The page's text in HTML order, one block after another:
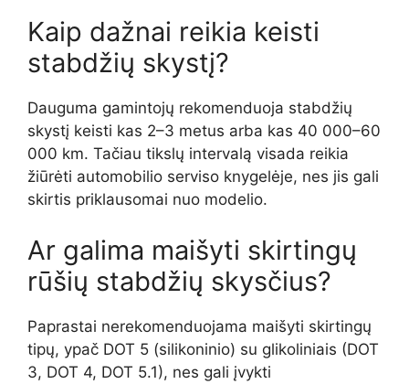
Kaip dažnai reikia keisti
stabdžių skystį?
Dauguma gamintojų rekomenduoja stabdžių
skystį keisti kas 2–3 metus arba kas 40 000–60
000 km. Tačiau tikslų intervalą visada reikia
žiūrėti automobilio serviso knygelėje, nes jis gali
skirtis priklausomai nuo modelio.
Ar galima maišyti skirtingų
rūšių stabdžių skysčius?
Paprastai nerekomenduojama maišyti skirtingų
tipų, ypač DOT 5 (silikoninio) su glikoliniais (DOT
3, DOT 4, DOT 5.1), nes gali įvykti